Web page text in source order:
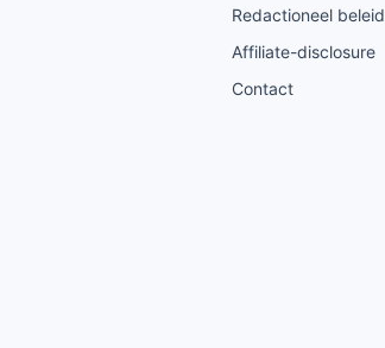
Redactioneel beleid
Affiliate-disclosure
Contact